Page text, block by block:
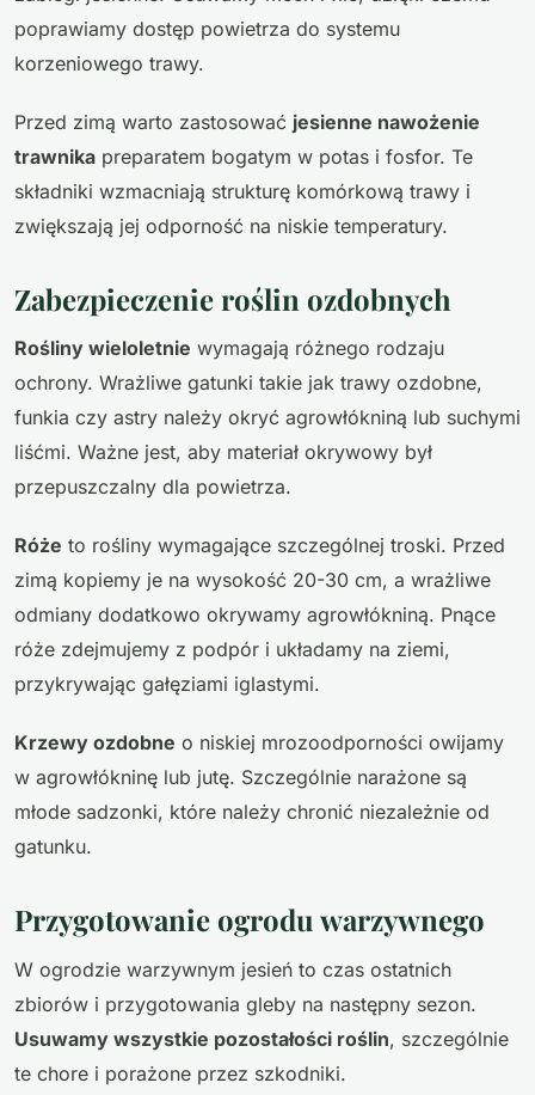
poprawiamy dostęp powietrza do systemu
korzeniowego trawy.
Przed zimą warto zastosować jesienne nawożenie
trawnika preparatem bogatym w potas i fosfor. Te
składniki wzmacniają strukturę komórkową trawy i
zwiększają jej odporność na niskie temperatury.
Zabezpieczenie roślin ozdobnych
Rośliny wieloletnie wymagają różnego rodzaju
ochrony. Wrażliwe gatunki takie jak trawy ozdobne,
funkia czy astry należy okryć agrowłókniną lub suchymi
liśćmi. Ważne jest, aby materiał okrywowy był
przepuszczalny dla powietrza.
Róże to rośliny wymagające szczególnej troski. Przed
zimą kopiemy je na wysokość 20-30 cm, a wrażliwe
odmiany dodatkowo okrywamy agrowłókniną. Pnące
róże zdejmujemy z podpór i układamy na ziemi,
przykrywając gałęziami iglastymi.
Krzewy ozdobne o niskiej mrozoodporności owijamy
w agrowłókninę lub jutę. Szczególnie narażone są
młode sadzonki, które należy chronić niezależnie od
gatunku.
Przygotowanie ogrodu warzywnego
W ogrodzie warzywnym jesień to czas ostatnich
zbiorów i przygotowania gleby na następny sezon.
Usuwamy wszystkie pozostałości roślin, szczególnie
te chore i porażone przez szkodniki.